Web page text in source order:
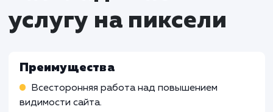
Работа над оптимизацией сайта для
Анализ конкурентов и исследование
Работа над построением внешних ссылок